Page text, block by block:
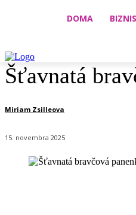
DOMA BIZNIS
Šťavnatá
Miriam Zsilleova
15. novembra 2025